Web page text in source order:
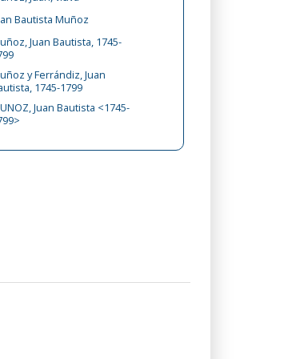
Bautista Muñoz
Juan Bautista, 1745-
y Ferrándiz, Juan
1745-1799
Juan Bautista <1745-